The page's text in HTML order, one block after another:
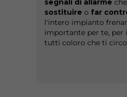
segnali di allarme
sostituire o far
l'intero impianto
importante per te, per
tutti coloro che ti